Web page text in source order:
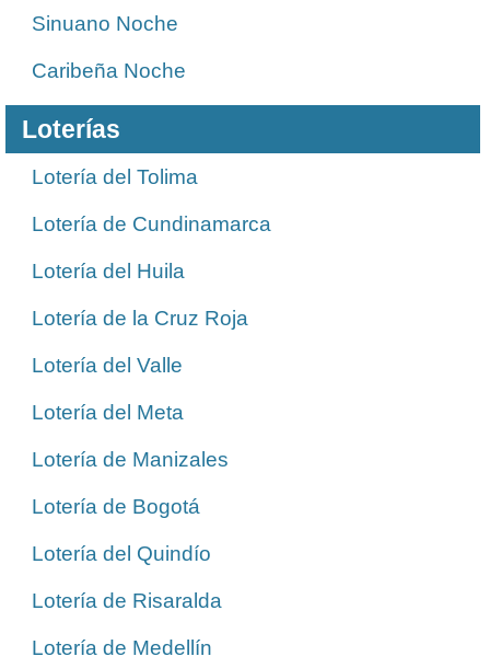
Sinuano Noche
Caribeña Noche
Loterías
Lotería del Tolima
Lotería de Cundinamarca
Lotería del Huila
Lotería de la Cruz Roja
Lotería del Valle
Lotería del Meta
Lotería de Manizales
Lotería de Bogotá
Lotería del Quindío
Lotería de Risaralda
Lotería de Medellín